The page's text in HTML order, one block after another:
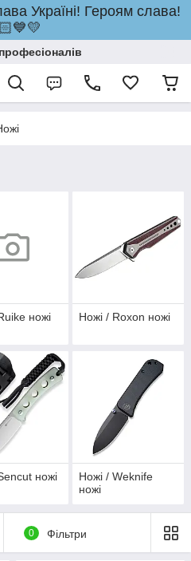
Україні! Героям слава!
ножі Ножі / Roxon ножi
ножі
Ножі / Weknife
ножі
0 Фільтри